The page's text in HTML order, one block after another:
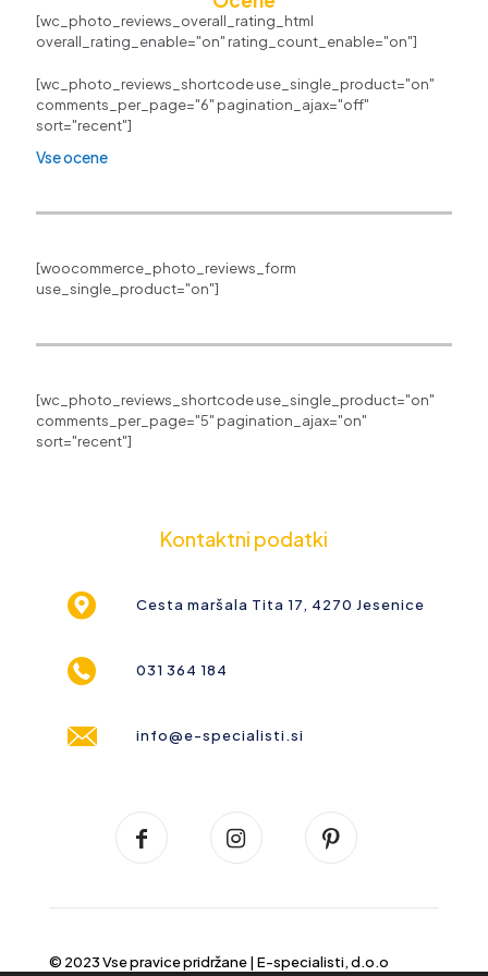
[wc_photo_reviews_overall_rating_html
overall_rating_enable="on" rating_count_enable="on"]
[wc_photo_reviews_shortcode use_single_product="on"
comments_per_page="6" pagination_ajax="off"
sort="recent"]
Vse ocene
[woocommerce_photo_reviews_form
use_single_product="on"]
[wc_photo_reviews_shortcode use_single_product="on"
comments_per_page="5" pagination_ajax="on"
sort="recent"]
Kontaktni podatki
Cesta maršala Tita 17, 4270 Jesenice
031 364 184
info@e-specialisti.si
© 2023 Vse pravice pridržane | E-specialisti, d.o.o